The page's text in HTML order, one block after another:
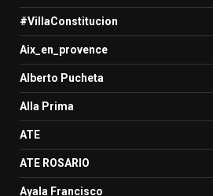
#VillaConstitucion
Aix_en_provence
Alberto Pucheta
Alla Prima
ATE
ATE ROSARIO
Ayala Francisco